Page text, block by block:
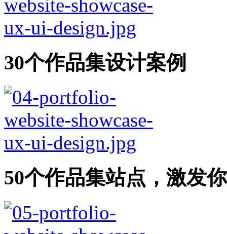
30个作品集设计案例
50个作品集站点，激发